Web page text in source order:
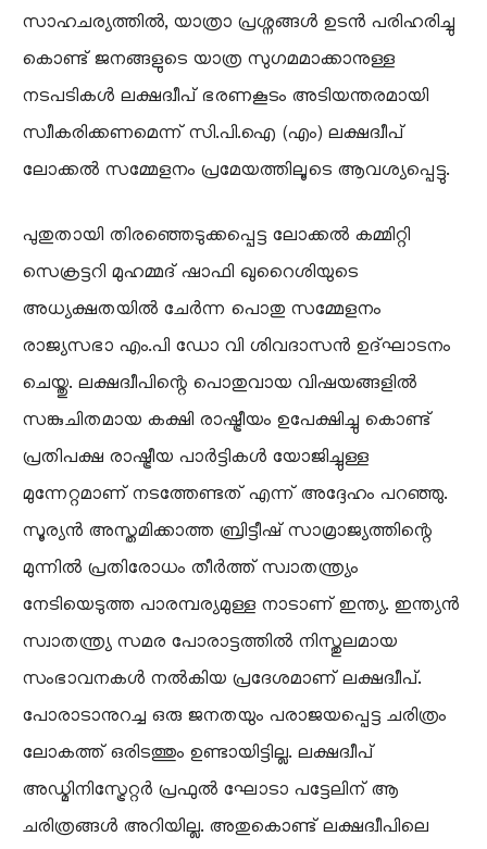
സാഹചര്യത്തിൽ, യാത്രാ പ്രശ്നങ്ങൾ ഉടൻ പരിഹരിച്ചു
കൊണ്ട് ജനങ്ങളുടെ യാത്ര സുഗമമാക്കാനുള്ള
നടപടികൾ ലക്ഷദ്വീപ് ഭരണകൂടം അടിയന്തരമായി
സ്വീകരിക്കണമെന്ന് സി.പി.ഐ (എം) ലക്ഷദ്വീപ്
ലോക്കൽ സമ്മേളനം പ്രമേയത്തിലൂടെ ആവശ്യപ്പെട്ടു.
പുതുതായി തിരഞ്ഞെടുക്കപ്പെട്ട ലോക്കൽ കമ്മിറ്റി
സെക്രട്ടറി മുഹമ്മദ് ഷാഫി ഖുറൈശിയുടെ
അധ്യക്ഷതയിൽ ചേർന്ന പൊതു സമ്മേളനം
രാജ്യസഭാ എം.പി ഡോ വി ശിവദാസൻ ഉദ്ഘാടനം
ചെയ്തു. ലക്ഷദ്വീപിന്റെ പൊതുവായ വിഷയങ്ങളിൽ
സങ്കുചിതമായ കക്ഷി രാഷ്ട്രീയം ഉപേക്ഷിച്ചു കൊണ്ട്
പ്രതിപക്ഷ രാഷ്ട്രീയ പാർട്ടികൾ യോജിച്ചുള്ള
മുന്നേറ്റമാണ് നടത്തേണ്ടത് എന്ന് അദ്ദേഹം പറഞ്ഞു.
സൂര്യൻ അസ്തമിക്കാത്ത ബ്രിട്ടീഷ് സാമ്രാജ്യത്തിന്റെ
മുന്നിൽ പ്രതിരോധം തീർത്ത് സ്വാതന്ത്ര്യം
നേടിയെടുത്ത പാരമ്പര്യമുള്ള നാടാണ് ഇന്ത്യ. ഇന്ത്യൻ
സ്വാതന്ത്ര്യ സമര പോരാട്ടത്തിൽ നിസ്തുലമായ
സംഭാവനകൾ നൽകിയ പ്രദേശമാണ് ലക്ഷദ്വീപ്.
പോരാടാനുറച്ച ഒരു ജനതയും പരാജയപ്പെട്ട ചരിത്രം
ലോകത്ത് ഒരിടത്തും ഉണ്ടായിട്ടില്ല. ലക്ഷദ്വീപ്
അഡ്മിനിസ്ട്രേറ്റർ പ്രഫുൽ ഘോടാ പട്ടേലിന് ആ
ചരിത്രങ്ങൾ അറിയില്ല. അതുകൊണ്ട് ലക്ഷദ്വീപിലെ